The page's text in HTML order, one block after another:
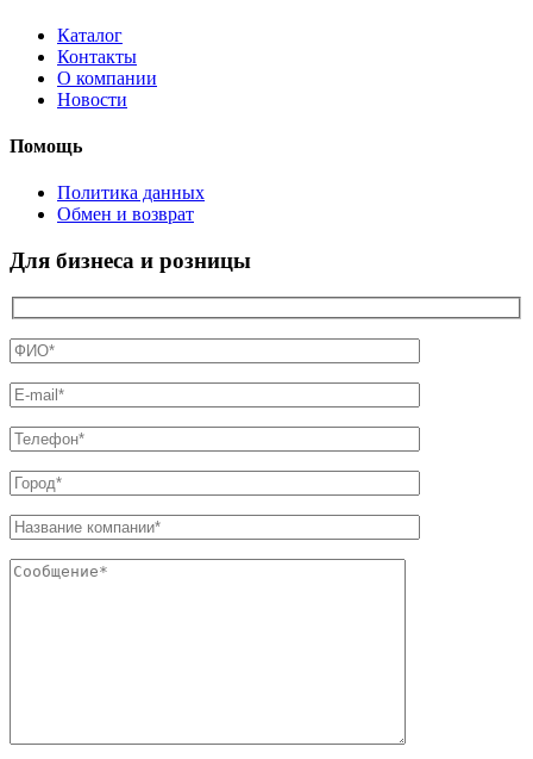
Каталог
Контакты
О компании
Новости
Помощь
Политика данных
Обмен и возврат
Для бизнеса и розницы